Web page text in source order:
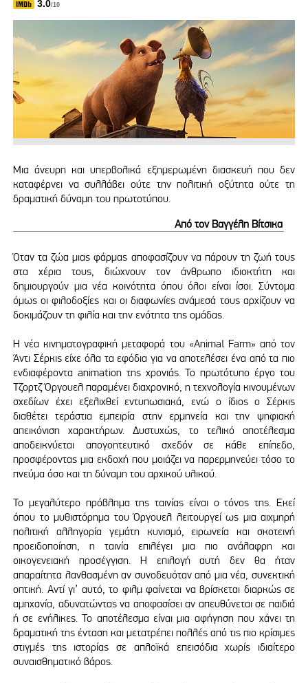
3.0/10
Μια άνευρη και υπερβολικά εξημερωμένη διασκευή που δεν
καταφέρνει να συλλάβει ούτε την πολιτική οξύτητα ούτε τη
δραματική δύναμη του πρωτοτύπου.
Από τον Βαγγέλη Βίτσικα
Όταν τα ζώα μιας φάρμας αποφασίζουν να πάρουν τη ζωή τους
στα χέρια τους, διώχνουν τον άνθρωπο ιδιοκτήτη και
δημιουργούν μια νέα κοινότητα όπου όλοι είναι ίσοι. Σύντομα
όμως οι φιλοδοξίες και οι διαφωνίες ανάμεσά τους αρχίζουν να
δοκιμάζουν τη φιλία και την ενότητα της ομάδας.
Η νέα κινηματογραφική μεταφορά του «Animal Farm» από τον
Άντι Σέρκις είχε όλα τα εφόδια για να αποτελέσει ένα από τα πιο
ενδιαφέροντα animation της χρονιάς. Το πρωτότυπο έργο του
Τζορτζ Όργουελ παραμένει διαχρονικό, η τεχνολογία κινουμένων
σχεδίων έχει εξελιχθεί εντυπωσιακά, ενώ ο ίδιος ο Σέρκις
διαθέτει τεράστια εμπειρία στην ερμηνεία και την ψηφιακή
απεικόνιση χαρακτήρων. Δυστυχώς, το τελικό αποτέλεσμα
αποδεικνύεται απογοητευτικό σχεδόν σε κάθε επίπεδο,
προσφέροντας μια εκδοχή που μοιάζει να παρερμηνεύει τόσο το
πνεύμα όσο και τη δύναμη του αρχικού υλικού.
Το μεγαλύτερο πρόβλημα της ταινίας είναι ο τόνος της. Εκεί
όπου το μυθιστόρημα του Όργουελ λειτουργεί ως μια αιχμηρή
πολιτική αλληγορία γεμάτη κυνισμό, ειρωνεία και σκοτεινή
προειδοποίηση, η ταινία επιλέγει μια πιο ανάλαφρη και
οικογενειακή προσέγγιση. Η επιλογή αυτή δεν θα ήταν
απαραίτητα λανθασμένη αν συνοδευόταν από μια νέα, συνεκτική
οπτική. Αντί γι’ αυτό, το φιλμ φαίνεται να βρίσκεται διαρκώς σε
αμηχανία, αδυνατώντας να αποφασίσει αν απευθύνεται σε παιδιά
ή σε ενήλικες. Το αποτέλεσμα είναι μια αφήγηση που χάνει τη
δραματική της ένταση και μετατρέπει πολλές από τις πιο κρίσιμες
στιγμές της ιστορίας σε απλοϊκά επεισόδια χωρίς ιδιαίτερο
συναισθηματικό βάρος.